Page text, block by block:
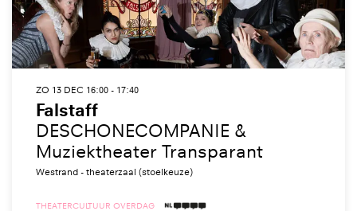
Falstaff
DESCHONECOMPANIE &
Muziektheater Transparant
ZO 13 DEC 16:00 - 17:40
Westrand - theaterzaal (stoelkeuze)
THEATERCULTUUR OVERDAG 4 TAALICONEN